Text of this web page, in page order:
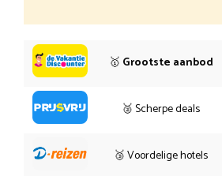
🥇 Grootste aanbod
🥈 Scherpe deals
🥉 Voordelige hotels